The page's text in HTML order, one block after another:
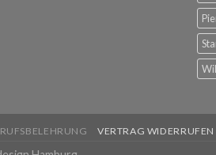
VERTRAG WIDERRUFEN